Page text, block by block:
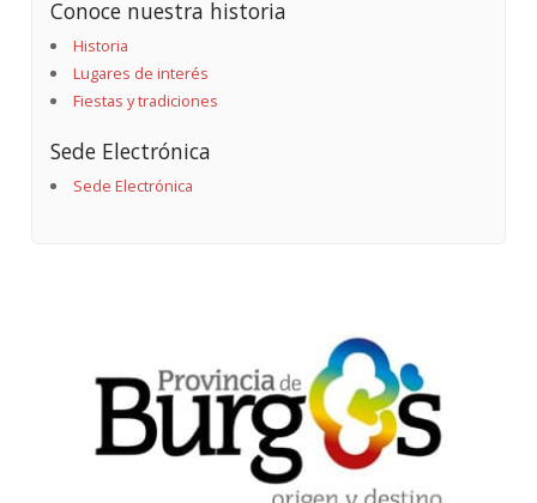
Conoce nuestra historia
Historia
Lugares de interés
Fiestas y tradiciones
Sede Electrónica
Sede Electrónica